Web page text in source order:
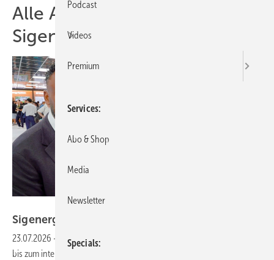
Alle Artikel zum Thema
Sigenergy
Sigenergy: Innovative Lösungen für
23.07.2026 -
PV Guided Tours: Innovative Ansätze von 1.000 Volt AC
bis zum intelligenten Energiemanagementsystem erhöhen Effizienz
Podcast
Videos
Premium
Services
Abo & Shop
Media
Newsletter
Specials